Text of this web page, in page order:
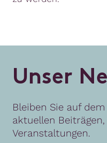
Unser Ne
Bleiben Sie auf
aktuellen
Veranstaltungen.